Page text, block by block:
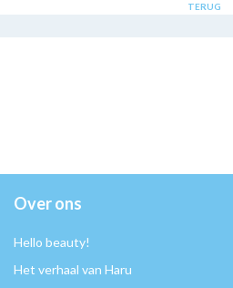
TERUG
Over ons
Hello beauty!
Het verhaal van Haru